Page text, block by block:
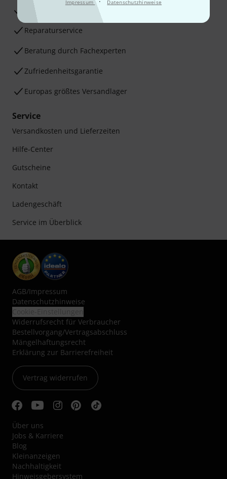
Impressum Datenschutzhinweise
30 Tage Money-Back-Garantie
Reparaturservice
Beratung durch Fachexperten
Zufriedenheitsgarantie
Europas größtes Versandlager
Service
Versandkosten und Lieferzeiten
Hilfe-Center
Gutscheine
Kontakt
Ladengeschäft
Service im Überblick
AGB/Impressum
Datenschutzhinweise
Widerrufsrecht für Verbraucher
Bestellvorgang/Vertragsabschluss
Mängelhaftungsrecht
Erklärung zur Barrierefreiheit
Vertrag widerrufen
Über uns
Jobs & Karriere
Blog
Kleinanzeigen
Nachhaltigkeit
Hinweisgebersystem